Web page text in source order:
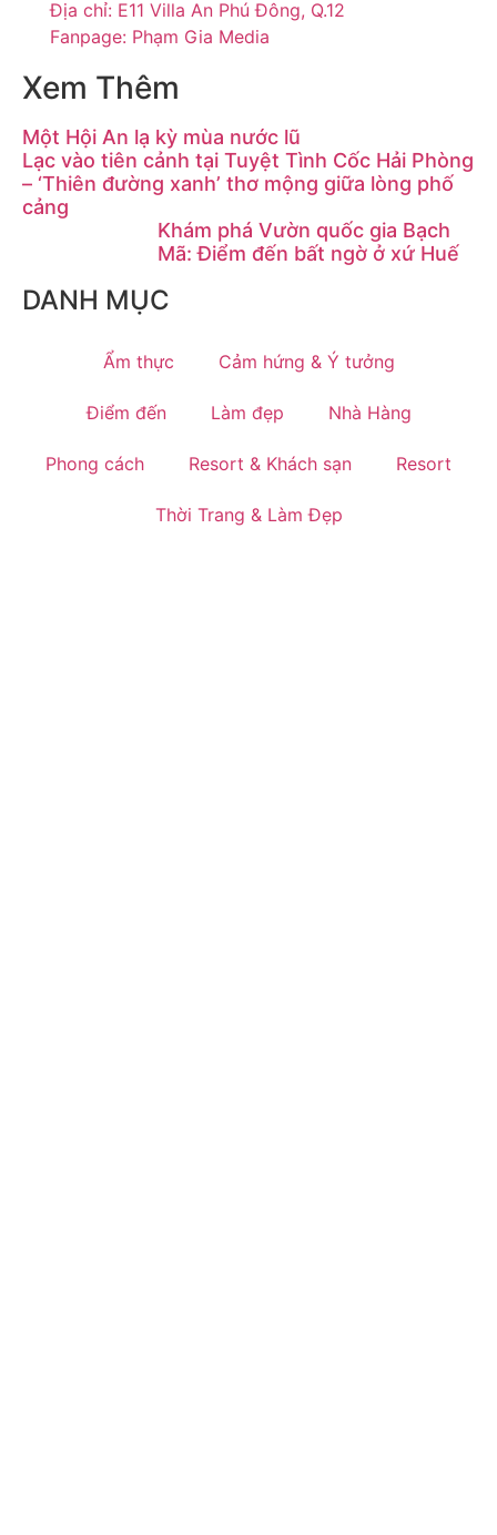
Địa chỉ: E11 Villa An Phú Đông, Q.12
Fanpage: Phạm Gia Media
Xem Thêm
Một Hội An lạ kỳ mùa nước lũ
Lạc vào tiên cảnh tại Tuyệt Tình Cốc Hải Phòng
– ‘Thiên đường xanh’ thơ mộng giữa lòng phố
cảng
Khám phá Vườn quốc gia Bạch
Mã: Điểm đến bất ngờ ở xứ Huế
DANH MỤC
Ẩm thực Cảm hứng & Ý tưởng
Điểm đến Làm đẹp Nhà Hàng
Phong cách Resort & Khách sạn Resort
Thời Trang & Làm Đẹp